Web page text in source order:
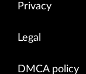
Privacy
Legal
DMCA policy